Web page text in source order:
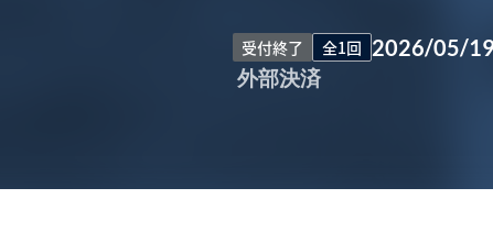
受付終了 全1回 2026/05/19
外部決済